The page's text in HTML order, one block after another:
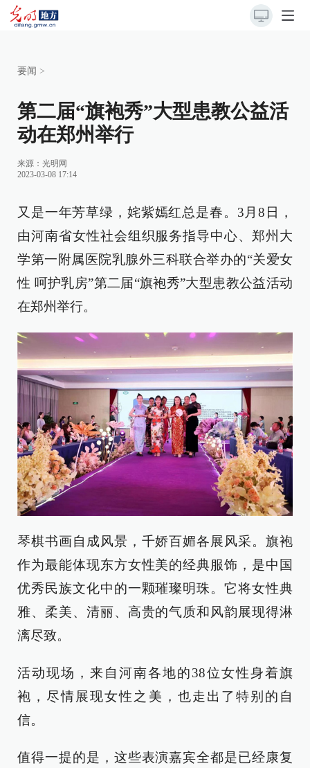
要闻 >
第二届“旗袍秀”大型患教公益活
动在郑州举行
来源：光明网
2023-03-08 17:14
又是一年芳草绿，姹紫嫣红总是春。3月8日，
由河南省女性社会组织服务指导中心、郑州大
学第一附属医院乳腺外三科联合举办的“关爱女
性 呵护乳房”第二届“旗袍秀”大型患教公益活动
在郑州举行。
琴棋书画自成风景，千娇百媚各展风采。旗袍
作为最能体现东方女性美的经典服饰，是中国
优秀民族文化中的一颗璀璨明珠。它将女性典
雅、柔美、清丽、高贵的气质和风韵展现得淋
漓尽致。
活动现场，来自河南各地的38位女性身着旗
袍，尽情展现女性之美，也走出了特别的自
信。
值得一提的是，这些表演嘉宾全都是已经康复